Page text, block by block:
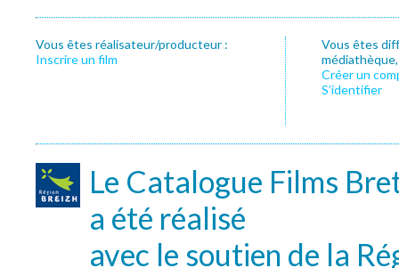
Vous êtes réalisateur/producteur :
Inscrire un film
Vous êtes
Créer un
S’identifier
Le Catalogue Films
a été réalisé
avec le soutien de la